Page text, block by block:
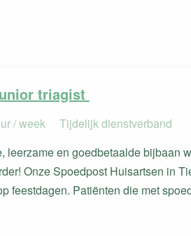
triagist
/ week
Tijdelijk dienstverband
leerzame en goedbetaalde bijbaan
Onze Spoedpost Huisartsen in
feestdagen. Patiënten die met